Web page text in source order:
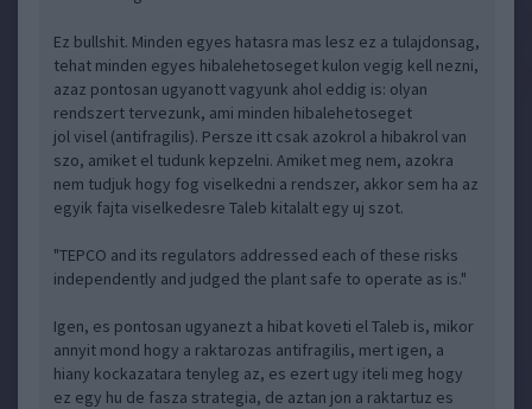
Ez bullshit. Minden egyes hatasra mas lesz ez a tulajdonsag,
tehat minden egyes hibalehetoseget kulon vegig kell nezni,
azaz pontosan ugyanott vagyunk ahol eddig is: olyan
rendszert tervezunk, ami minden hibalehetoseget
jol visel (antifragilis). Persze itt csak azokrol a hibakrol van
szo, amiket el tudunk kepzelni. Amiket meg nem, azokra
nem tudjuk hogy fog viselkedni a rendszer, akkor sem ha az
egyik fajta viselkedesre Taleb kitalalt egy uj szot.
"TEPCO and its regulators addressed each of these risks
independently and judged the plant safe to operate as is."
Igen, es pontosan ugyanezt a hibat koveti el Taleb is, mikor
annyit mond hogy a raktarozas antifragilis, mert igen, a
hiany kockazatara tenyleg az, es ezert ugy iteli meg hogy
ez egy hu de fasza strategia, de aztan jon a raktartuz es